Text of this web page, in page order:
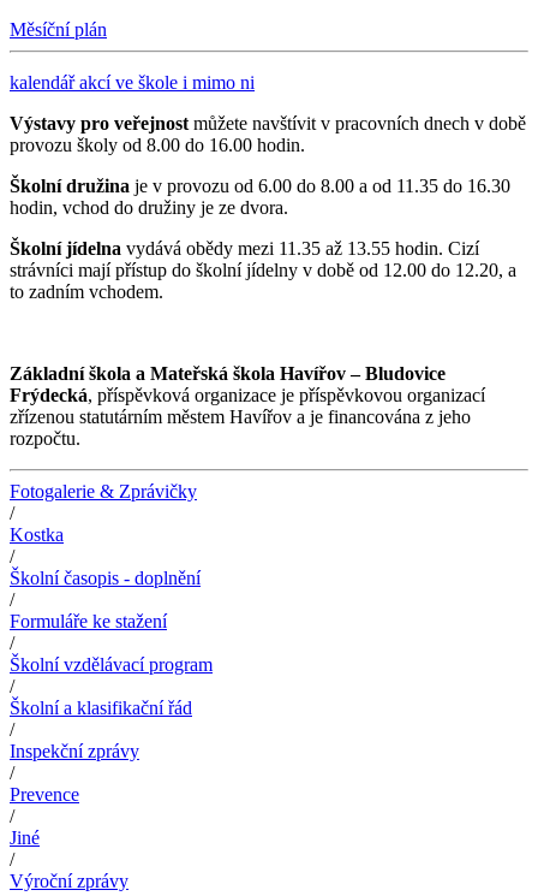
Měsíční plán
kalendář akcí ve škole i mimo ni
Výstavy pro veřejnost můžete navštívit v pracovních dnech v době
provozu školy od 8.00 do 16.00 hodin.
Školní družina je v provozu od 6.00 do 8.00 a od 11.35 do 16.30
hodin, vchod do družiny je ze dvora.
Školní jídelna vydává obědy mezi 11.35 až 13.55 hodin. Cizí
strávníci mají přístup do školní jídelny v době od 12.00 do 12.20, a
to zadním vchodem.
Základní škola a Mateřská škola Havířov – Bludovice
Frýdecká, příspěvková organizace je příspěvkovou organizací
zřízenou statutárním městem Havířov a je financována z jeho
rozpočtu.
Fotogalerie & Zprávičky
/
Kostka
/
Školní časopis - doplnění
/
Formuláře ke stažení
/
Školní vzdělávací program
/
Školní a klasifikační řád
/
Inspekční zprávy
/
Prevence
/
Jiné
/
Výroční zprávy